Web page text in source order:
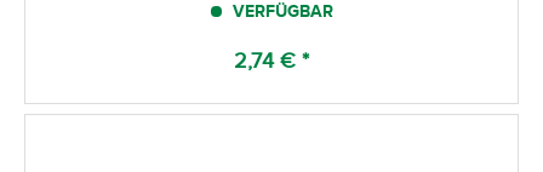
VERFÜGBAR
2,74 € *